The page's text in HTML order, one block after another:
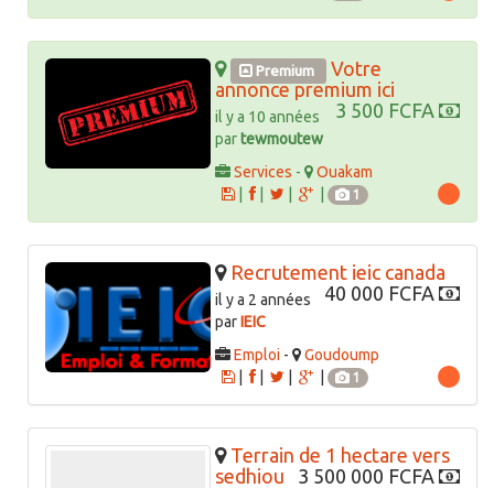
Premium
Votre
annonce premium ici
3 500 FCFA
il y a 10 années
partewmoutew
Services -
Ouakam
|
1
Recrutement ieic canada
40 000 FCFA
il y a 2 années
parIEIC
Emploi -
Goudoump
|
1
Terrain de 1 hectare vers
sedhiou
3 500 000 FCFA